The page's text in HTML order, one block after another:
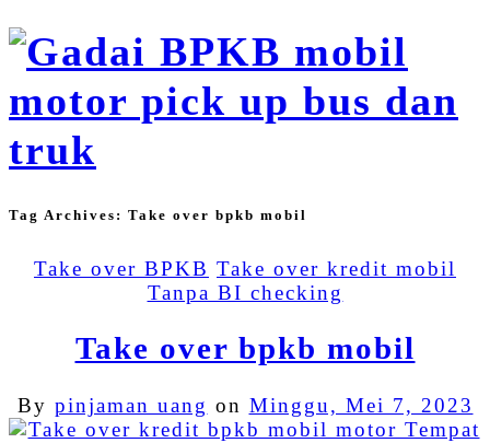
Tag Archives: Take over bpkb mobil
Take over BPKB Take over kredit mobil
Tanpa BI checking
Take over bpkb mobil
By pinjaman uang on Minggu, Mei 7, 2023